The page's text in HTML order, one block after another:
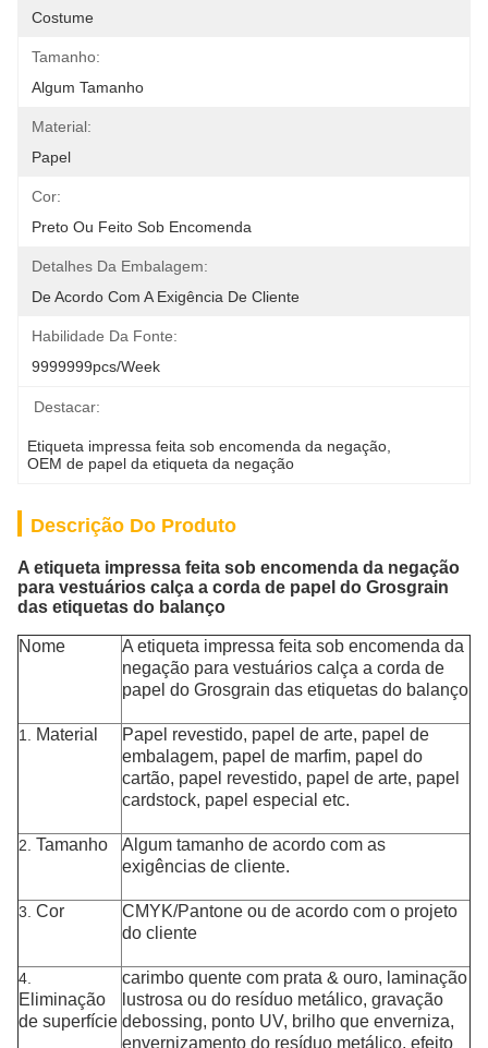
Costume
Tamanho:
Algum Tamanho
Material:
Papel
Cor:
Preto Ou Feito Sob Encomenda
Detalhes Da Embalagem:
De Acordo Com A Exigência De Cliente
Habilidade Da Fonte:
9999999pcs/week
Destacar:
Etiqueta impressa feita sob encomenda da negação
OEM de papel da etiqueta da negação
Descrição Do Produto
A etiqueta impressa feita sob encomenda da negação
para vestuários calça a corda de papel do Grosgrain
das etiquetas do balanço
Nome
A etiqueta impressa feita sob encomenda da
negação para vestuários calça a corda de
papel do Grosgrain das etiquetas do balanço
1. Material Papel revestido, papel de arte, papel de
embalagem, papel de marfim, papel do
cartão, papel revestido, papel de arte, papel
cardstock, papel especial etc.
2. Tamanho
Algum tamanho de acordo com as
exigências de cliente.
3. Cor
CMYK/Pantone ou de acordo com o projeto
do cliente
4.
Eliminação
de superfície
carimbo quente com prata & ouro, laminação
lustrosa ou do resíduo metálico, gravação
debossing, ponto UV, brilho que enverniza,
envernizamento do resíduo metálico, efeito